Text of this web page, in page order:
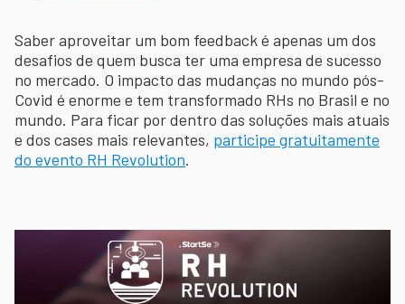
Saber aproveitar um bom feedback é apenas um dos
desafios de quem busca ter uma empresa de sucesso
no mercado. O impacto das mudanças no mundo pós-
Covid é enorme e tem transformado RHs no Brasil e no
mundo. Para ficar por dentro das soluções mais atuais
e dos cases mais relevantes, participe gratuitamente
do evento RH Revolution.